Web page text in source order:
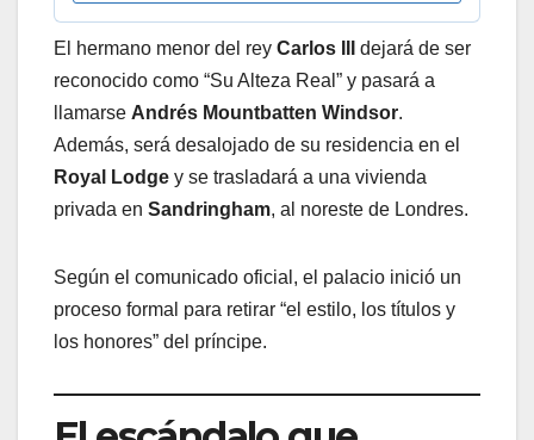
El hermano menor del rey Carlos III
dejará de ser
reconocido como “Su Alteza Real” y pasará a
llamarse Andrés Mountbatten Windsor.
Además, será desalojado de su residencia en el
Royal Lodge y se trasladará a una vivienda
privada en Sandringham, al noreste de Londres.
Según el comunicado oficial, el palacio inició un
proceso formal para retirar “el estilo, los títulos y
los honores” del príncipe.